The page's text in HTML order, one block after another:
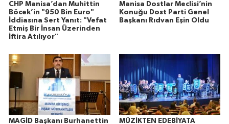
CHP Manisa’dan Muhittin
Böcek’in "950 Bin Euro"
İddiasına Sert Yanıt: "Vefat
Etmiş Bir İnsan Üzerinden
İftira Atılıyor"
Manisa Dostlar Meclisi’nin
Konuğu Dost Parti Genel
Başkanı Rıdvan Eşin Oldu
MAGİD Başkanı Burhanettin
MÜZİKTEN EDEBİYATA